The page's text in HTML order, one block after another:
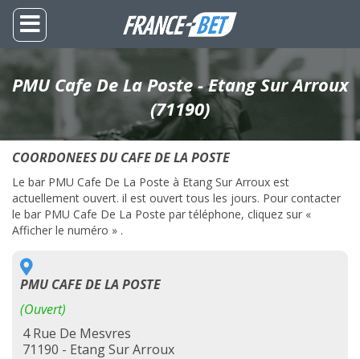
PMU Cafe De La Poste - Etang Sur Arroux
(71190)
COORDONEES DU CAFE DE LA POSTE
Le bar PMU Cafe De La Poste à Etang Sur Arroux est
actuellement ouvert. il est ouvert tous les jours. Pour contacter
le bar PMU Cafe De La Poste par téléphone, cliquez sur «
Afficher le numéro » .
PMU CAFE DE LA POSTE
(Ouvert)
4 Rue De Mesvres
71190 - Etang Sur Arroux